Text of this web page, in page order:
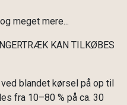
meget mere...
KAN TILKØBES
blandet kørsel på op til
fra 10–80 % på ca. 30